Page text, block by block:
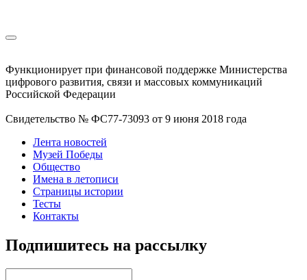
Функционирует при финансовой поддержке Министерства
цифрового развития, связи и массовых коммуникаций
Российской Федерации
Свидетельство № ФС77-73093 от 9 июня 2018 года
Лента новостей
Музей Победы
Общество
Имена в летописи
Страницы истории
Тесты
Контакты
Подпишитесь на рассылку